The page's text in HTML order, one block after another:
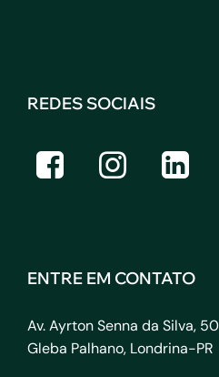
REDES SOCIAIS
ENTRE EM CONTATO
Av. Ayrton Senna da Silva,
Gleba Palhano, Londrina-PR